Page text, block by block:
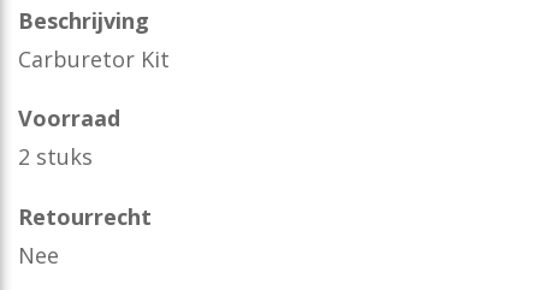
Beschrijving
Carburetor Kit
Voorraad
2 stuks
Retourrecht
Nee